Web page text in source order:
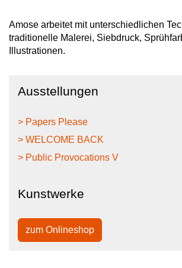
Amose arbeitet mit unterschiedlichen
traditionelle Malerei, Siebdruck,
Illustrationen.
Ausstellungen
> Papers Please
> WELCOME BACK
> Public Provocations V
Kunstwerke
zum Onlineshop